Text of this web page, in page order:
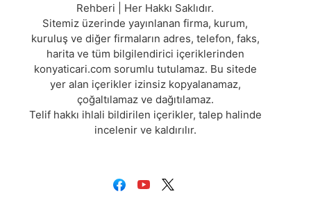
Rehberi | Her Hakkı Saklıdır.
Sitemiz üzerinde yayınlanan firma, kurum,
kuruluş ve diğer firmaların adres, telefon, faks,
harita ve tüm bilgilendirici içeriklerinden
konyaticari.com sorumlu tutulamaz. Bu sitede
yer alan içerikler izinsiz kopyalanamaz,
çoğaltılamaz ve dağıtılamaz.
Telif hakkı ihlali bildirilen içerikler, talep halinde
incelenir ve kaldırılır.